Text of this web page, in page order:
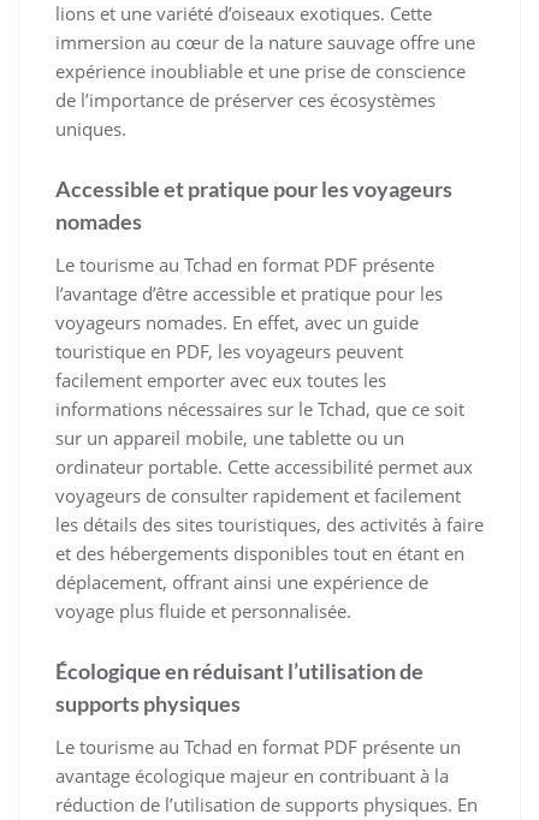
lions et une variété d’oiseaux exotiques. Cette
immersion au cœur de la nature sauvage offre une
expérience inoubliable et une prise de conscience
de l’importance de préserver ces écosystèmes
uniques.
Accessible et pratique pour les voyageurs
nomades
Le tourisme au Tchad en format PDF présente
l’avantage d’être accessible et pratique pour les
voyageurs nomades. En effet, avec un guide
touristique en PDF, les voyageurs peuvent
facilement emporter avec eux toutes les
informations nécessaires sur le Tchad, que ce soit
sur un appareil mobile, une tablette ou un
ordinateur portable. Cette accessibilité permet aux
voyageurs de consulter rapidement et facilement
les détails des sites touristiques, des activités à faire
et des hébergements disponibles tout en étant en
déplacement, offrant ainsi une expérience de
voyage plus fluide et personnalisée.
Écologique en réduisant l’utilisation de
supports physiques
Le tourisme au Tchad en format PDF présente un
avantage écologique majeur en contribuant à la
réduction de l’utilisation de supports physiques. En